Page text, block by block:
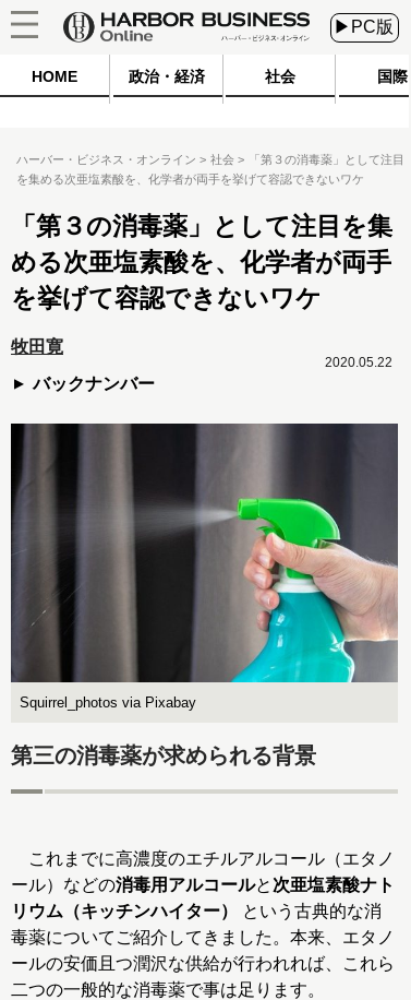
▶PC版
HOME 政治・経済 社会 国際
ハーバー・ビジネス・オンライン 社会
「第３の消毒薬」として注目
を集める次亜塩素酸を、化学者が両手を挙げて容認できないワケ
「第３の消毒薬」として注目を集
める次亜塩素酸を、化学者が両手
を挙げて容認できないワケ
牧田寛
バックナンバー
2020.05.22
Squirrel_photos via Pixabay
第三の消毒薬が求められる背景
これまでに高濃度のエチルアルコール（エタノ
ール）などの消毒用アルコールと 次亜塩素酸ナト
リウム（キッチンハイター）
という古典的な消
毒薬についてご紹介してきました。本来、エタノ
ールの安価且つ潤沢な供給が行われれば、これら
二つの一般的な消毒薬で事は足ります。